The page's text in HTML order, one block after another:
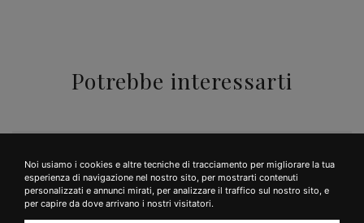
Noi usiamo i cookies e altre tecniche di tracciamento per migliorare la tua
esperienza di navigazione nel nostro sito, per mostrarti contenuti
personalizzati e annunci mirati, per analizzare il traffico sul nostro sito, e
per capire da dove arrivano i nostri visitatori.
Potrebbe interessarti